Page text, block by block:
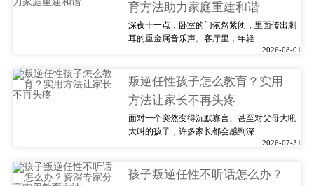
育方法助力家庭重建和谐
深夜十一点，卧室的门依然紧闭，里面传出刺
耳的重金属音乐声。客厅里，年轻...
2026-08-01
叛逆任性孩子怎么教育？实用
方法让家长不再头疼
面对一个突然变得沉默寡言、甚至对父母大吼
大叫的孩子，许多家长都会感到深...
2026-07-31
孩子叛逆任性不听话怎么办？